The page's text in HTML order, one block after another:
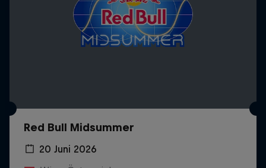
Red Bull Midsummer
20 Juni 2026